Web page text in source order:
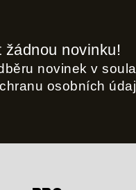
novinku!
novinek v
osobních